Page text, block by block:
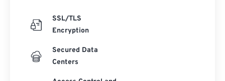
SSL/TLS
Encryption
Secured Data
Centers